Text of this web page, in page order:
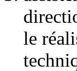
le